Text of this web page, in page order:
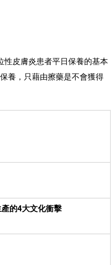
性皮膚炎患者平日保養的基本
養，只藉由擦藥是不會獲得
的4大文化衝擊